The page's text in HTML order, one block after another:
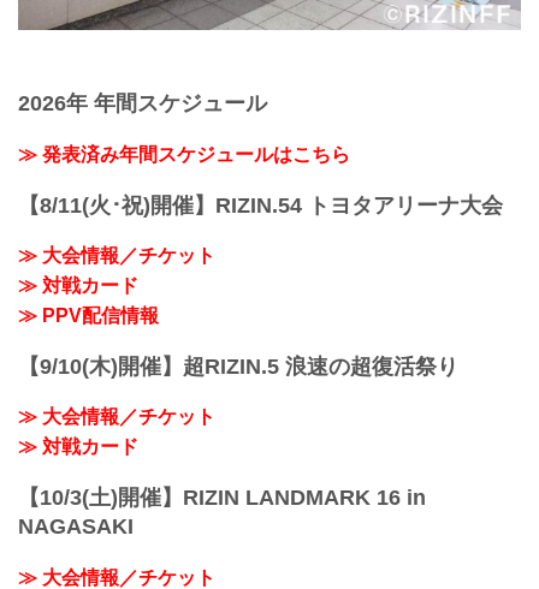
2026年 年間スケジュール
≫ 発表済み年間スケジュールはこちら
【8/11(火･祝)開催】RIZIN.54 トヨタアリーナ大会
≫ 大会情報／チケット
≫ 対戦カード
≫ PPV配信情報
【9/10(木)開催】超RIZIN.5 浪速の超復活祭り
≫ 大会情報／チケット
≫ 対戦カード
【10/3(土)開催】RIZIN LANDMARK 16 in
NAGASAKI
≫ 大会情報／チケット